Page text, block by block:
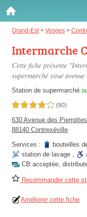
Grand-Est > Vosges >
Intermarche
Cette fiche présente
supermarché situé
Station de supermarché
4,0 étoiles sur 5 (90)
630 Avenue des Pierrottes
88140 Contrexéville
Services :
bouteilles
station de lavage ,
CB acceptée,
Recommander cette
Améliorer cette fiche
Gazole :
Disponible
SP 98 :
Disponible
SP 95 :
Disponible